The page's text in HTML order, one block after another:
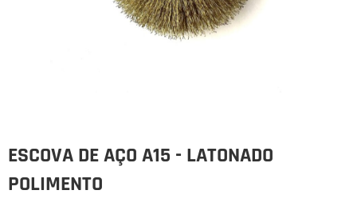
ESCOVA DE AÇO A15 - LATONADO
POLIMENTO